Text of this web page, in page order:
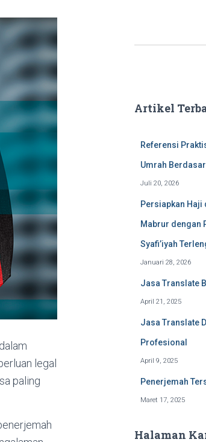
legal
paling
a
Artikel
Referensi
Umrah
Juli 20, 2026
Persiapkan Haji
Mabrur dengan
Syafi’iyah
Januari 28, 2026
Jasa Translate
April 21, 2025
Jasa Translate
Profesional
April 9, 2025
Penerjemah
Maret 17, 2025
Halaman